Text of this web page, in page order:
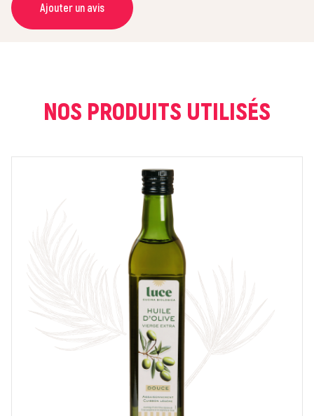
Ajouter un avis
NOM *
COMMENTAIRE *
En cochant cette case, je donne mon accord pour que
markal utilise les données saisies dans ce formulaire
pour traiter et afficher le nom saisi, la note et le
commentaire de manière publique sur cette page. Pour
plus d'informations sur le traitement de ces données,
consulter la page des mentions légales. *
NOS PRODUITS UTILISÉS